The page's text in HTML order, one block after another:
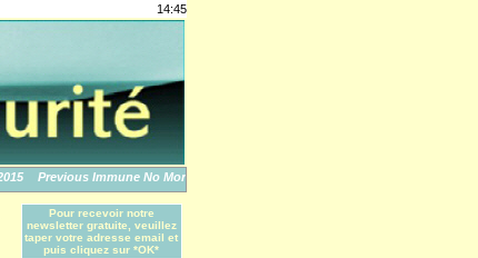
14:45
Previous Immune No More: An Apple Story
Pour recevoir notre
newsletter gratuite, veuillez
taper votre adresse email et
puis cliquez sur *OK*